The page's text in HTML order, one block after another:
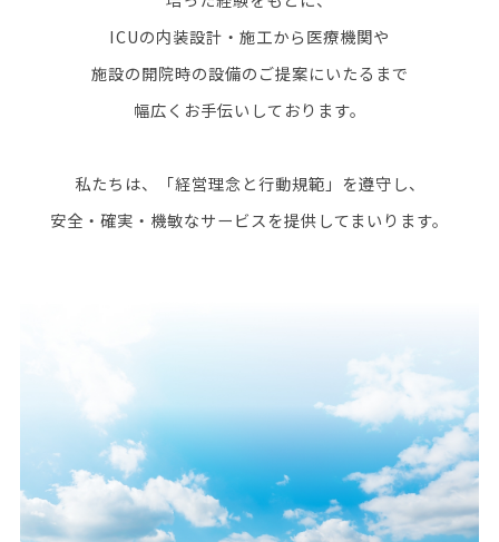
ICUの内装設計・施工から医療機関や
施設の開院時の設備のご提案にいたるまで
幅広くお手伝いしております。
私たちは、「経営理念と行動規範」を遵守し、
安全・確実・機敏なサービスを提供してまいります。